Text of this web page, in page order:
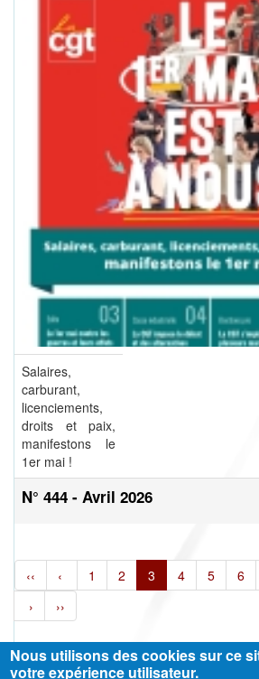
Salaires,
carburant,
licenciements,
droits et paix,
manifestons le
1er mai !
N° 444 - Avril 2026
‹‹ ‹ 1 2 3 4 5 6
›
››
Nous utilisons des cookies sur ce
votre expérience utilisateur.